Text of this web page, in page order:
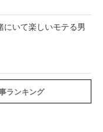
いて楽しいモテる男
ランキング